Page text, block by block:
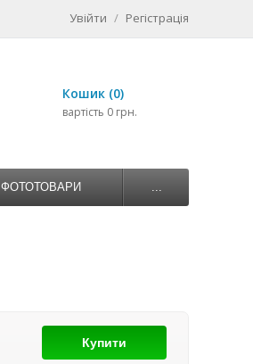
Увійти / Регістрація
Кошик (0)
вартість 0 грн.
ФОТОТОВАРИ ...
Купити